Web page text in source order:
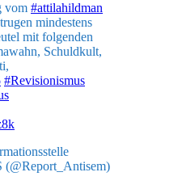
vom #attilahildman
trugen mindestens
mit folgenden
Schuldkult,
#Revisionismus
(@Report_Antisem)